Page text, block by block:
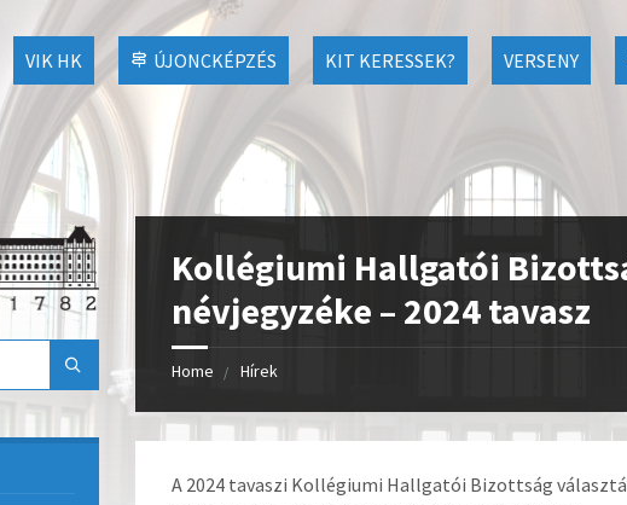
VIK HK ÚJONCKÉPZÉS KIT KERESSEK? VERSENY
Kollégiumi Hallgatói
névjegyzéke – 2024 tavasz
Home Hírek
A 2024 tavaszi Kollégiumi Hallgatói Bizottság